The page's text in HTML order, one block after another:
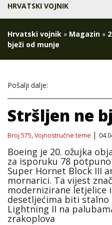
HRVATSKI VOJNIK
Hrvatski vojnik » Magazin »
bježi od munje
Pošalji dalje:
Stršljen ne
Broj 575,Vojnostručne teme
Boeing je 20. ožujka
za isporuku 78
Super Hornet Block III
mornarici. Ta vijest
modernizirane letjelice
desetljećima biti stalno
Lightning II na
zrakoplova